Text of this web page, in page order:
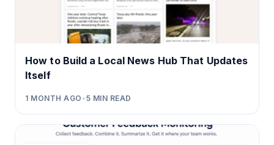
How to Build a Local News Hub That Updates
Itself
1 MONTH AGO •5 MIN READ